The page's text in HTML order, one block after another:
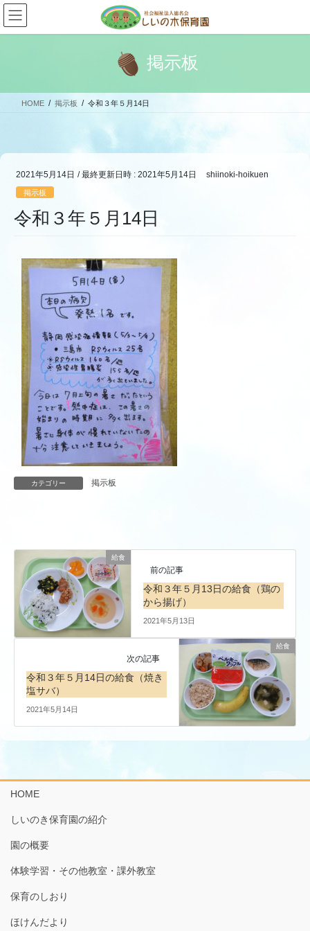
コ
ン
テ
ス
ナ
ビ
ゲ
ン
掲示板
HOME 掲示板 令和３年５月14日
2021年5月14日 / 最終更新日時 : 2021年5月14日 shiinoki-hoikuen
掲示板
令和３年５月14日
カテゴリー 掲示板
給食
前の記事
令和３年５月13日の給食（鶏の
から揚げ）
2021年5月13日
給食
次の記事
令和３年５月14日の給食（焼き
塩サバ）
2021年5月14日
HOME
しいのき保育園の紹介
園の概要
体験学習・その他教室・課外教室
保育のしおり
ほけんだより